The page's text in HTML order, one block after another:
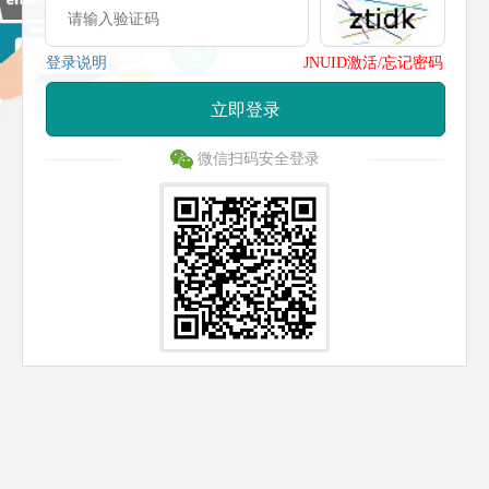
登录说明 JNUID激活/忘记密码
立即登录
微信扫码安全登录